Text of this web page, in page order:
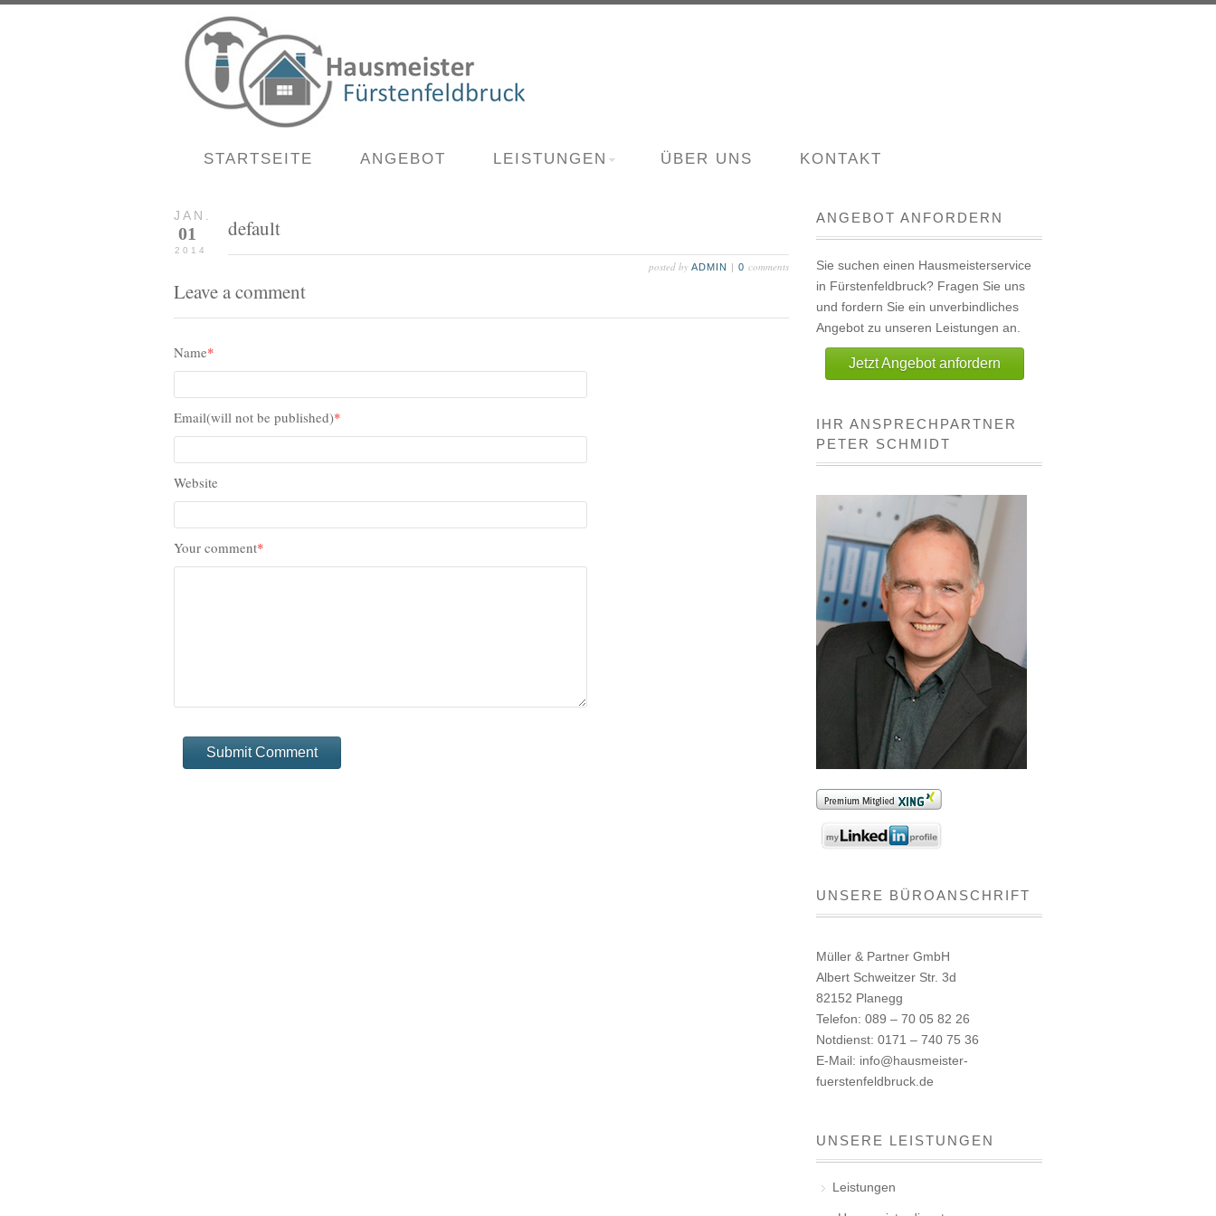
STARTSEITE ANGEBOT LEISTUNGEN ÜBER UNS KONTAKT
JAN.
01
2014
default
posted by ADMIN | 0 comments
Leave a comment
Name*
Email(will not be published)*
Website
Your comment*
Submit Comment
ANGEBOT ANFORDERN
Sie suchen einen Hausmeisterservice
in Fürstenfeldbruck? Fragen Sie uns
und fordern Sie ein unverbindliches
Angebot zu unseren Leistungen an.
Jetzt Angebot anfordern
IHR ANSPRECHPARTNER
PETER SCHMIDT
UNSERE BÜROANSCHRIFT
Müller & Partner GmbH
Albert Schweitzer Str. 3d
82152 Planegg
Telefon: 089 – 70 05 82 26
Notdienst: 0171 – 740 75 36
E-Mail: info@hausmeister-
fuerstenfeldbruck.de
UNSERE LEISTUNGEN
Leistungen